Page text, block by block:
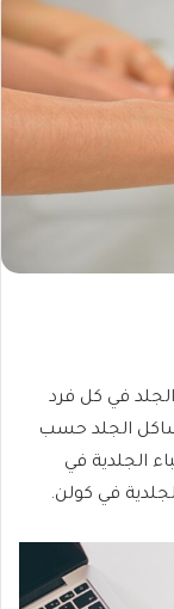
في كل فرد
الجلد حسب
الجلدية في
في كولن.